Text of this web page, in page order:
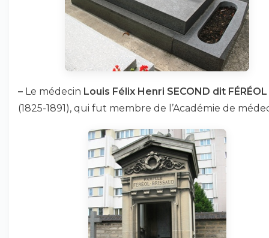
– Le médecin Louis Félix Henri SECOND dit FÉRÉOL
(1825-1891), qui fut membre de l’Académie de